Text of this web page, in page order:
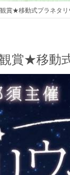
賞★移動式プラネタリ
観賞★移動